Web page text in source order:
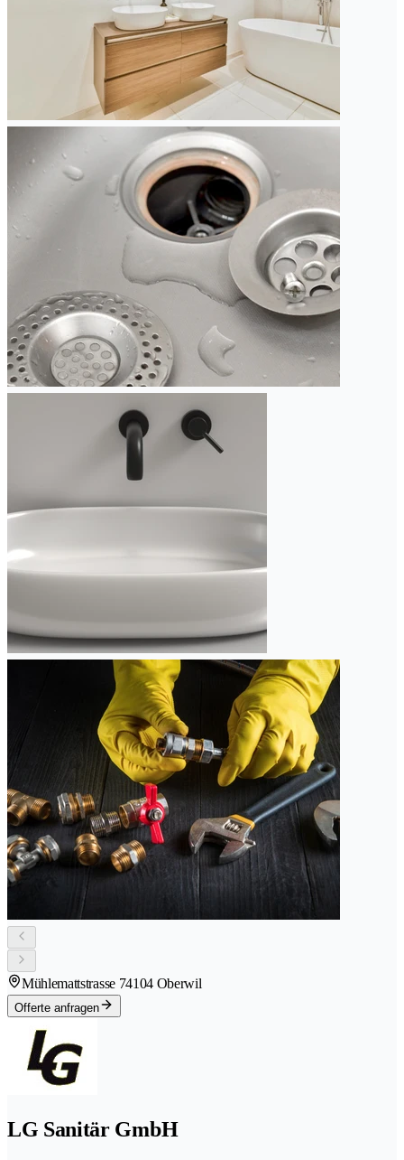
Mühlemattstrasse 74104 Oberwil
Offerte anfragen
LG Sanitär GmbH